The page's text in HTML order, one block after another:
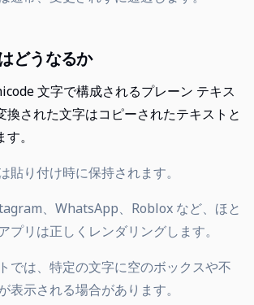
どうなるか
文字で構成されるプレーン テキス
換された文字はコピーされたテキストと
。
貼り付け時に保持されます。
、WhatsApp、Roblox など、ほと
プリは正しくレンダリングします。
では、特定の文字に空のボックスや不
表示される場合があります。